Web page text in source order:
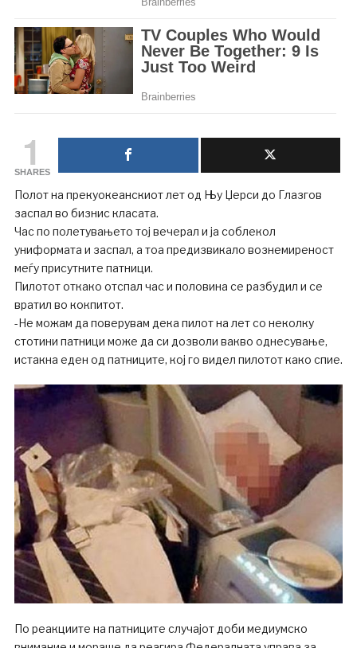
1
SHARES
Полот на прекуокеанскиот лет од Њу Џерси до Глазгов
заспал во бизнис класата.
Час по полетувањето тој вечерал и ја соблекол
униформата и заспал, а тоа предизвикало вознемиреност
меѓу присутните патници.
Пилотот откако отспал час и половина се разбудил и се
вратил во кокпитот.
-Не можам да поверувам дека пилот на лет со неколку
стотини патници може да си дозволи вакво однесување,
истакна еден од патниците, кој го видел пилотот како спие.
По реакциите на патниците случајот доби медиумско